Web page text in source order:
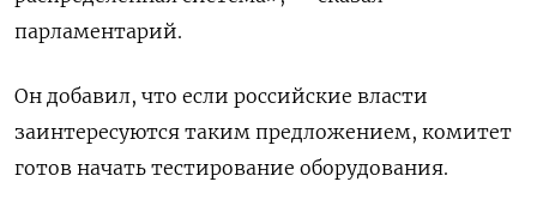
парламентарий.
Он добавил, что если российские власти
заинтересуются таким предложением, комитет
готов начать тестирование оборудования.